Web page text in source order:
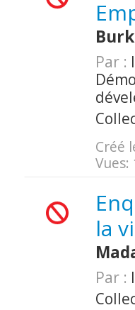
Par :
Créé
Vues:
la
Par :